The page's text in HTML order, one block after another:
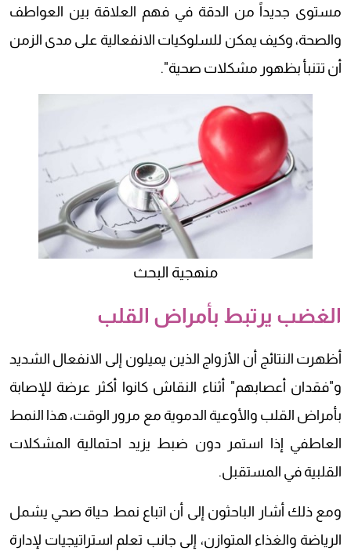
مستوى جديداً من الدقة في فهم العلاقة بين العواطف
والصحة، وكيف يمكن للسلوكيات الانفعالية على مدى الزمن
أن تتنبأ بظهور مشكلات صحية".
منهجية البحث
الغضب يرتبط بأمراض القلب
أظهرت النتائج أن الأزواج الذين يميلون إلى الانفعال الشديد
و"فقدان أعصابهم" أثناء النقاش كانوا أكثر عرضة للإصابة
بأمراض القلب والأوعية الدموية مع مرور الوقت، هذا النمط
العاطفي إذا استمر دون ضبط يزيد احتمالية المشكلات
القلبية في المستقبل.
ومع ذلك أشار الباحثون إلى أن اتباع نمط حياة صحي يشمل
الرياضة والغذاء المتوازن، إلى جانب تعلم استراتيجيات لإدارة